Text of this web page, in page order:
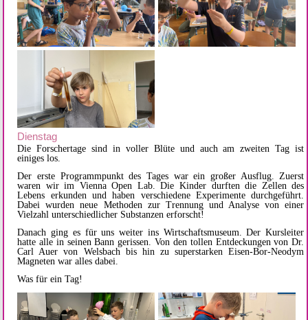
Dienstag
Die Forschertage sind in voller Blüte und auch am zweiten Tag ist
einiges los.
Der erste Programmpunkt des Tages war ein großer Ausflug. Zuerst
waren wir im Vienna Open Lab. Die Kinder durften die Zellen des
Lebens erkunden und haben verschiedene Experimente durchgeführt.
Dabei wurden neue Methoden zur Trennung und Analyse von einer
Vielzahl unterschiedlicher Substanzen erforscht!
Danach ging es für uns weiter ins Wirtschaftsmuseum. Der Kursleiter
hatte alle in seinen Bann gerissen. Von den tollen Entdeckungen von Dr.
Carl Auer von Welsbach bis hin zu superstarken Eisen-Bor-Neodym
Magneten war alles dabei.
Was für ein Tag!